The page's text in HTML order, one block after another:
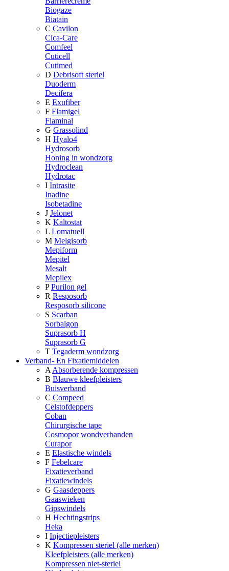
Biogaze
Biatain
C Cavilon
Cica-Care
Comfeel
Cuticell
Cutimed
D Debrisoft steriel
Duoderm
Decifera
E Exufiber
F Flamigel
Flaminal
G Grassolind
H Hyalo4
Hydrosorb
Honing in wondzorg
Hydroclean
Hydrotac
I Intrasite
Inadine
Isobetadine
J Jelonet
K Kaltostat
L Lomatuell
M Melgisorb
Mepiform
Mepitel
Mesalt
Mepilex
P Purilon gel
R Resposorb
Resposorb silicone
S Scarban
Sorbalgon
Suprasorb H
Suprasorb G
T Tegaderm wondzorg
Verband- En Fixatiemiddelen
A Absorberende kompressen
B Blauwe kleefpleisters
Buisverband
C Compeed
Celstofdeppers
Coban
Chirurgische tape
Cosmopor wondverbanden
Curapor
E Elastische windels
F Febelcare
Fixatieverband
Fixatiewindels
G Gaasdeppers
Gaaswieken
Gipswindels
H Hechtingstrips
Heka
I Injectiepleisters
K Kompressen steriel (alle merken)
Kleefpleisters (alle merken)
Kompressen niet-steriel